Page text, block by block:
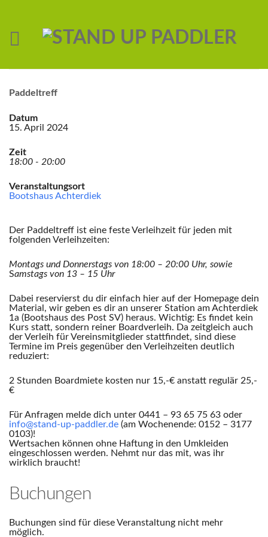
Paddeltreff
Datum
15. April 2024
Zeit
18:00 - 20:00
Veranstaltungsort
Bootshaus Achterdiek
Der Paddeltreff ist eine feste Verleihzeit für jeden mit
folgenden Verleihzeiten:
Montags und Donnerstags von 18:00 – 20:00 Uhr, sowie
Samstags von 13 – 15 Uhr
Dabei reservierst du dir einfach hier auf der Homepage dein
Material, wir geben es dir an unserer Station am Achterdiek
1a (Bootshaus des Post SV) heraus. Wichtig: Es findet kein
Kurs statt, sondern reiner Boardverleih. Da zeitgleich auch
der Verleih für Vereinsmitglieder stattfindet, sind diese
Termine im Preis gegenüber den Verleihzeiten deutlich
reduziert:
2 Stunden Boardmiete kosten nur 15,-€ anstatt regulär 25,-
€
Für Anfragen melde dich unter 0441 – 93 65 75 63 oder
info@stand-up-paddler.de (am Wochenende: 0152 – 3177
0103)!
Wertsachen können ohne Haftung in den Umkleiden
eingeschlossen werden. Nehmt nur das mit, was ihr
wirklich braucht!
Buchungen
Buchungen sind für diese Veranstaltung nicht mehr
möglich.